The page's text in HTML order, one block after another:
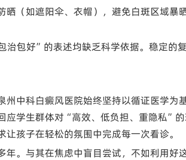
晒（如遮阳伞、衣帽），避免白斑区域暴
包好”的表述均缺乏科学依据。稳定的
中科白癜风医院始终坚持以循证医学为
应学生群体对“高效、低负担、重隐私”
孩子在轻松的氛围中完成每一次看诊。
。与其在焦虑中盲目尝试，不如利用好